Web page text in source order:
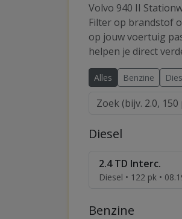
Volvo 940 II
Filter op brandstof
op jouw voertuig
helpen je direct
Alles Benzine
Diesel
2.4 TD Interc.
Diesel • 122 pk •
Benzine